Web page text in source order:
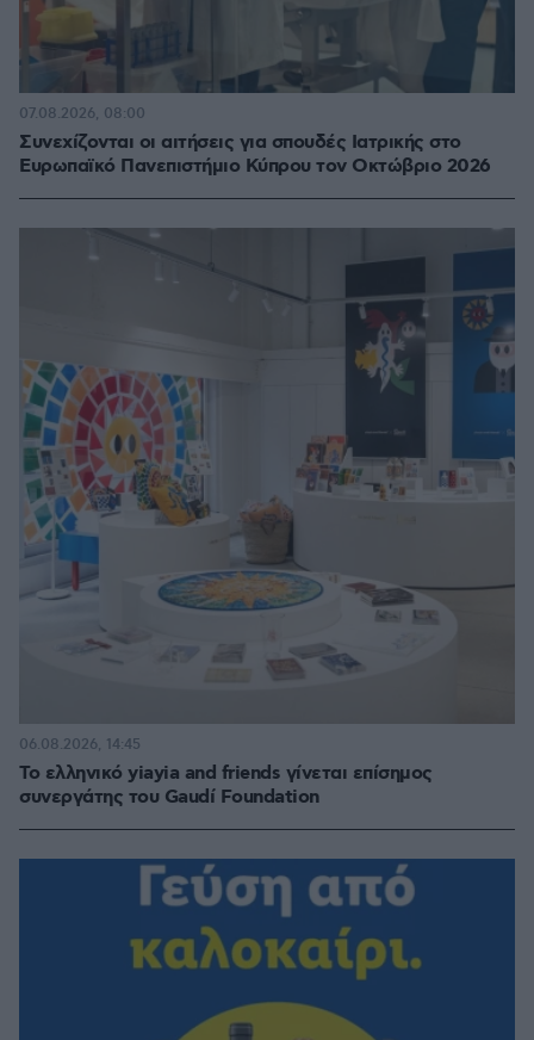
Συνεχίζονται οι αιτήσεις για σπουδές Ιατρικής στο
Ευρωπαϊκό Πανεπιστήμιο Κύπρου τον Οκτώβριο 2026
07.08.2026, 08:00
Το ελληνικό yiayia and friends γίνεται επίσημος
συνεργάτης του Gaudí Foundation
06.08.2026, 14:45